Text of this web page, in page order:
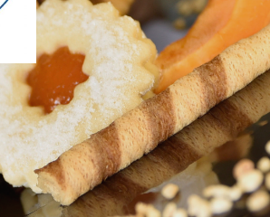
torta
items / macska torta